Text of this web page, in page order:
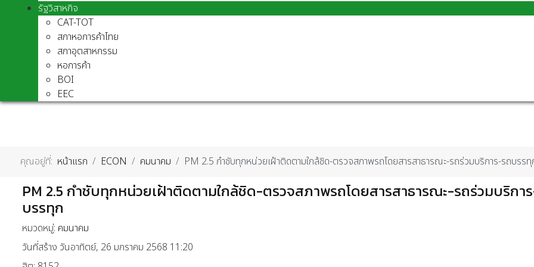
รัฐวิสาหกิจ
CAT-TOT
สภาหอการค้าไทย
สภาอุตสาหกรรม
หอการค้า
BOI
EEC
คุณอยู่ที่: หน้าแรก ECON คมนาคม PM 2.5 กำชับทุกหน่วยเฝ้าติดตามใกล้ชิด-ตรวจสภาพรถโดยสารสาธารณะ-รถร่วมบริการ-รถบรรทุ
PM 2.5 กำชับทุกหน่วยเฝ้าติดตามใกล้ชิด-ตรวจสภาพรถโดยสารสาธารณะ-รถร่วมบริกา
บรรทุก
หมวดหมู่: คมนาคม
วันที่สร้าง วันอาทิตย์, 26 มกราคม 2568 11:20